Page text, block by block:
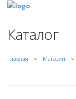
Каталог
Главная Магазин